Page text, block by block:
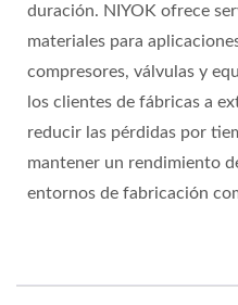
duración. NIYOK ofrece
materiales para
compresores, válvulas y
los clientes de fábricas a
reducir las pérdidas por
mantener un rendimiento
entornos de fabricación